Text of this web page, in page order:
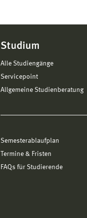
Studium
Alle Studiengänge
Servicepoint
Allgemeine Studienberatung
Semesterablaufplan
Termine & Fristen
FAQs für Studierende